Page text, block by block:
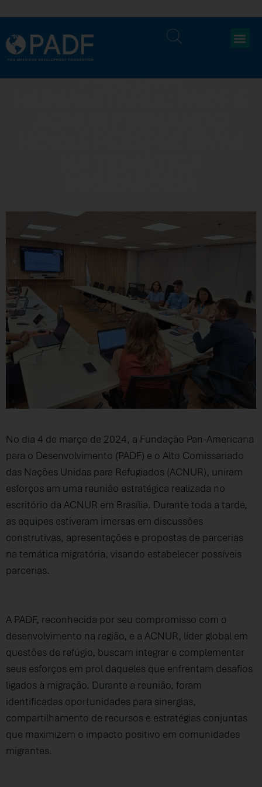
PARCERIA
No dia 4 de março de 2024, a Fundação Pan-Americana
para o Desenvolvimento (PADF) e o Alto Comissariado
das Nações Unidas para Refugiados (ACNUR), uniram
esforços em uma reunião estratégica realizada no
escritório da ACNUR em Brasília. Durante toda a tarde,
as equipes estiveram imersas em discussões
construtivas, apresentações e propostas de parcerias
na temática migratória, visando estabelecer possíveis
parcerias.
A PADF, reconhecida por seu compromisso com o
desenvolvimento na região, e a ACNUR, líder global em
questões de refúgio, buscam integrar e complementar
seus esforços em prol daqueles que enfrentam desafios
ligados à migração. Durante a reunião, foram
identificadas oportunidades para sinergias,
compartilhamento de recursos e estratégias conjuntas
que maximizem o impacto positivo em comunidades
migrantes.